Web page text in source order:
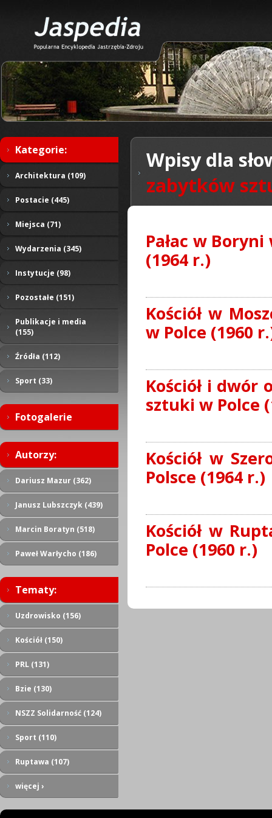
Kategorie:
Architektura (109)
Postacie (445)
Miejsca (71)
Wydarzenia (345)
Instytucje (98)
Pozostałe (151)
Publikacje i media
(155)
Źródła (112)
Sport (33)
Fotogalerie
Autorzy:
Dariusz Mazur (362)
Janusz Lubszczyk (439)
Marcin Boratyn (518)
Paweł Warłycho (186)
Tematy:
Uzdrowisko (156)
Kościół (150)
PRL (131)
Bzie (130)
NSZZ Solidarność (124)
Sport (110)
Ruptawa (107)
więcej ›
Wpisy dla
zabytków
Pałac w
(1964 r.)
Kościół w
w Polce (1960
Kościół i
sztuki w Polce
Kościół w
Polsce (1964 r.)
Kościół w
Polce (1960 r.)